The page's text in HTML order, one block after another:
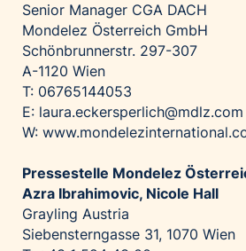
Senior Manager CGA DACH
Mondelez Österreich GmbH
Schönbrunnerstr. 297-307
A-1120 Wien
T: 06765144053
E: laura.eckersperlich@mdlz.com
W:
Pressestelle Mondelez
Azra Ibrahimovic, Nicole Hall
Grayling Austria
Siebensterngasse 31, 1070 Wien